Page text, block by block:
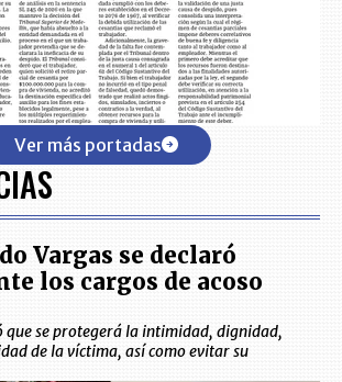
Ver más portadas
Vargas se declaró
los cargos de acoso
que se protegerá la intimidad, dignidad,
de la víctima, así como evitar su